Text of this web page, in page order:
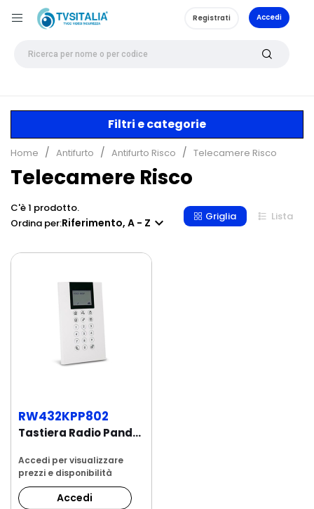
Registrati Accedi
Filtri e categorie
Home Antifurto Antifurto Risco Telecamere Risco
Telecamere Risco
C'è 1 prodotto.
Ordina per:Riferimento, A - Z  Griglia Lista
RW432KPP802
Tastiera Radio Panda bidirezionale bianca...
Accedi per visualizzare
prezzi e disponibilità
Accedi